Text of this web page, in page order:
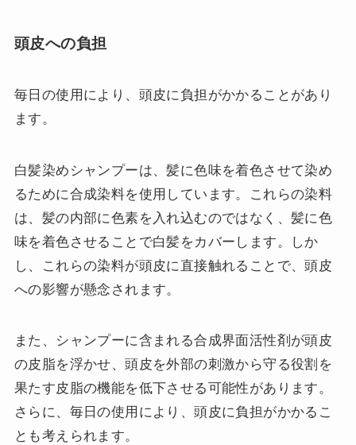
頭皮への負担
毎日の使用により、頭皮に負担がかかることがあり
ます。
白髪染めシャンプーは、髪に色味を着色させて染め
るために合成染料を使用しています。これらの染料
は、髪の内部に色素を入れ込むのではなく、髪に色
味を着色させることで白髪をカバーします。しか
し、これらの染料が頭皮に直接触れることで、頭皮
への影響が懸念されます。
また、シャンプーに含まれる合成界面活性剤が頭皮
の皮脂を浮かせ、頭皮を外部の刺激から守る役割を
果たす皮脂の機能を低下させる可能性があります。
さらに、毎日の使用により、頭皮に負担がかかるこ
とも考えられます。